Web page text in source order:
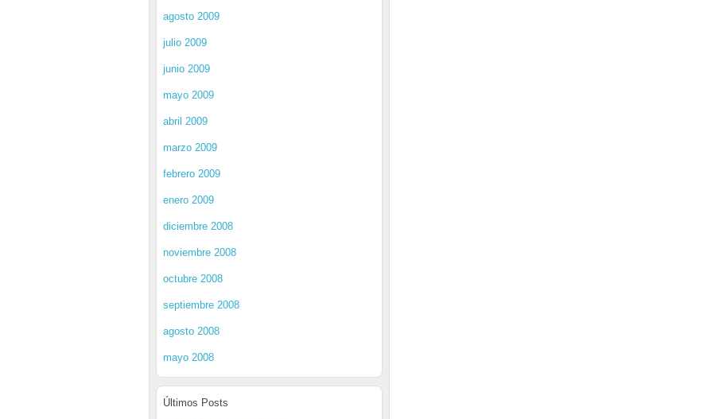
agosto 2009
julio 2009
junio 2009
mayo 2009
abril 2009
marzo 2009
febrero 2009
enero 2009
diciembre 2008
noviembre 2008
octubre 2008
septiembre 2008
agosto 2008
mayo 2008
Últimos Posts